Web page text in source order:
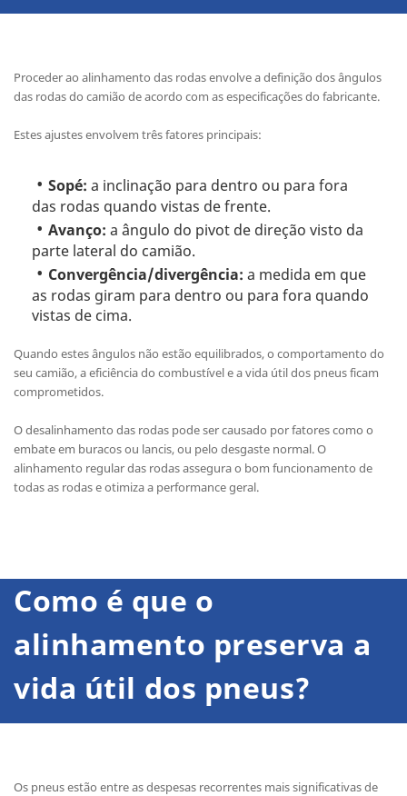
Proceder ao alinhamento das rodas envolve a definição dos ângulos
das rodas do camião de acordo com as especificações do fabricante.
Estes ajustes envolvem três fatores principais:
Sopé: a inclinação para dentro ou para fora
das rodas quando vistas de frente.
Avanço: a ângulo do pivot de direção visto da
parte lateral do camião.
Convergência/divergência: a medida em que
as rodas giram para dentro ou para fora quando
vistas de cima.
Quando estes ângulos não estão equilibrados, o comportamento do
seu camião, a eficiência do combustível e a vida útil dos pneus ficam
comprometidos.
O desalinhamento das rodas pode ser causado por fatores como o
embate em buracos ou lancis, ou pelo desgaste normal. O
alinhamento regular das rodas assegura o bom funcionamento de
todas as rodas e otimiza a performance geral.
Como é que o
alinhamento preserva a
vida útil dos pneus?
Os pneus estão entre as despesas recorrentes mais significativas de